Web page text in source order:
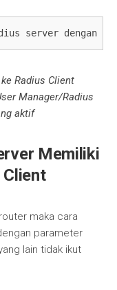
server dengan
Radius Client
Manager/Radius
aktif
Memiliki
Client
maka cara
parameter
lain tidak ikut